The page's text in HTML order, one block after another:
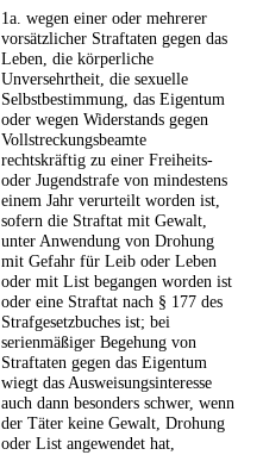
1a. wegen einer oder mehrerer
vorsätzlicher Straftaten gegen das
Leben, die körperliche
Unversehrtheit, die sexuelle
Selbstbestimmung, das Eigentum
oder wegen Widerstands gegen
Vollstreckungsbeamte
rechtskräftig zu einer Freiheits-
oder Jugendstrafe von mindestens
einem Jahr verurteilt worden ist,
sofern die Straftat mit Gewalt,
unter Anwendung von Drohung
mit Gefahr für Leib oder Leben
oder mit List begangen worden ist
oder eine Straftat nach § 177 des
Strafgesetzbuches ist; bei
serienmäßiger Begehung von
Straftaten gegen das Eigentum
wiegt das Ausweisungsinteresse
auch dann besonders schwer, wenn
der Täter keine Gewalt, Drohung
oder List angewendet hat,